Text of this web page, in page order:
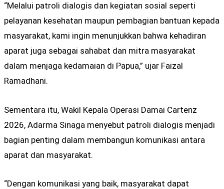
“Melalui patroli dialogis dan kegiatan sosial seperti
pelayanan kesehatan maupun pembagian bantuan kepada
masyarakat, kami ingin menunjukkan bahwa kehadiran
aparat juga sebagai sahabat dan mitra masyarakat
dalam menjaga kedamaian di Papua,” ujar Faizal
Ramadhani.
Sementara itu, Wakil Kepala Operasi Damai Cartenz
2026, Adarma Sinaga menyebut patroli dialogis menjadi
bagian penting dalam membangun komunikasi antara
aparat dan masyarakat.
“Dengan komunikasi yang baik, masyarakat dapat